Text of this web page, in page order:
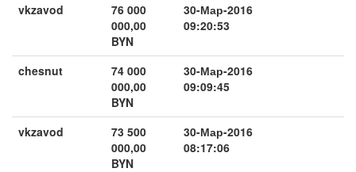
vkzavod
76 000
000,00
BYN
30-Мар-2016
09:20:53
chesnut
74 000
000,00
BYN
30-Мар-2016
09:09:45
vkzavod
73 500
000,00
BYN
30-Мар-2016
08:17:06